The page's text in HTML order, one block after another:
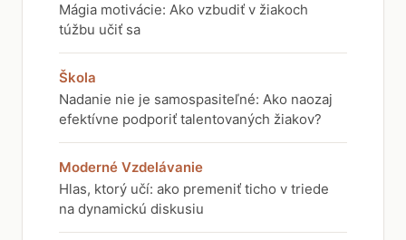
Mágia motivácie: Ako vzbudiť v žiakoch
túžbu učiť sa
Škola
Nadanie nie je samospasiteľné: Ako naozaj
efektívne podporiť talentovaných žiakov?
Moderné Vzdelávanie
Hlas, ktorý učí: ako premeniť ticho v triede
na dynamickú diskusiu